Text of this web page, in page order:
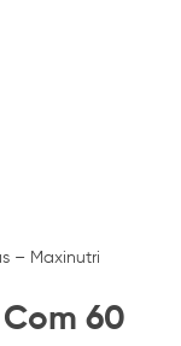
– Maxinutri
60